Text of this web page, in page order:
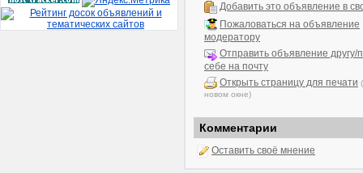
Добавить это объявление в
Пожаловаться на объявление
модератору
Отправить объявление другу/
себе на почту
Открыть страницу для печати
новом окне)
Комментарии
Оставить своё мнение